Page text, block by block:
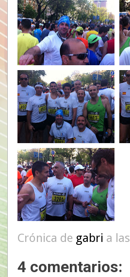
Crónica de gabri a las
4 comentarios: